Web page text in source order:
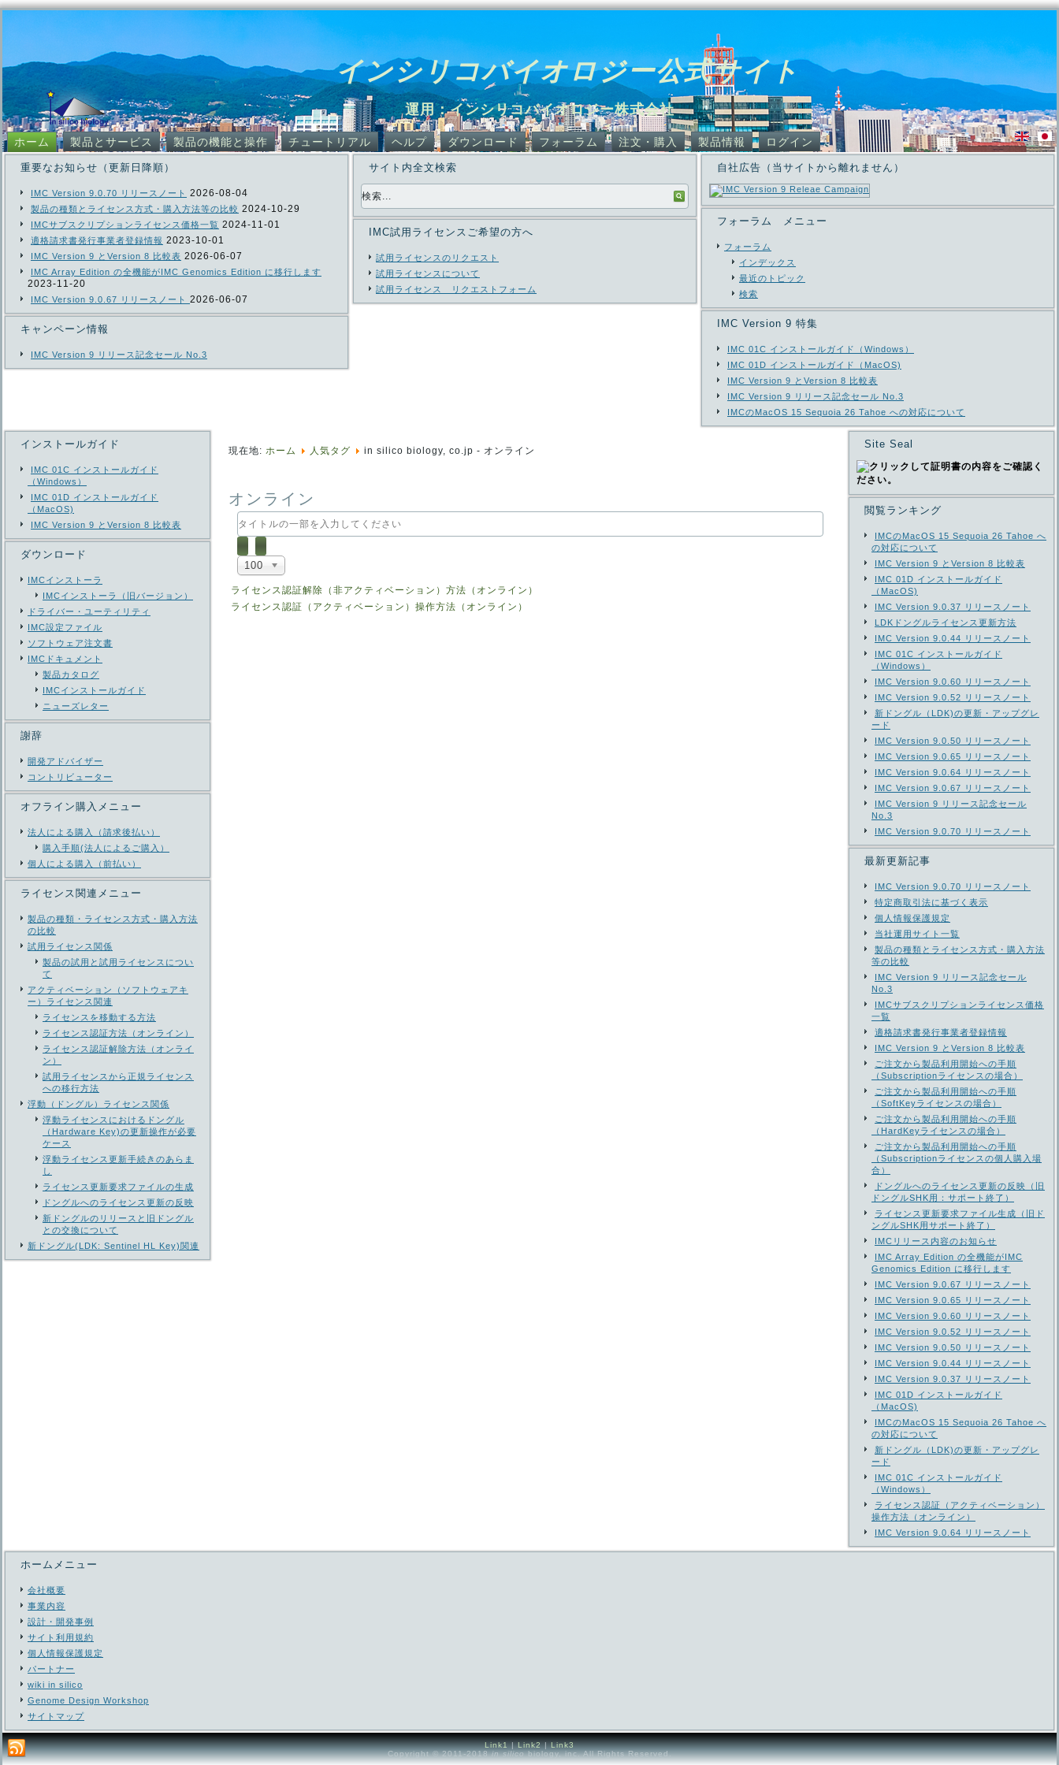
インシリコバイオロジー公式サイト
運用：インシリコバイオロジー株式会社
ホーム 製品とサービス 製品の機能と操作 チュートリアル ヘルプ ダウンロード フォーラム 注文・購入 製品情報 ログイン
重要なお知らせ（更新日降順）
IMC Version 9.0.70 リリースノート 2026-08-04
製品の種類とライセンス方式・購入方法等の比較 2024-10-29
IMCサブスクリプションライセンス価格一覧 2024-11-01
適格請求書発行事業者登録情報 2023-10-01
IMC Version 9 とVersion 8 比較表 2026-06-07
IMC Array Edition の全機能がIMC Genomics Edition に移行します
2023-11-20
IMC Version 9.0.67 リリースノート 2026-06-07
キャンペーン情報
IMC Version 9 リリース記念セール No.3
サイト内全文検索
IMC試用ライセンスご希望の方へ
試用ライセンスのリクエスト
試用ライセンスについて
試用ライセンス リクエストフォーム
自社広告（当サイトから離れません）
フォーラム メニュー
フォーラム
インデックス
最近のトピック
検索
IMC Version 9 特集
IMC 01C インストールガイド（Windows）
IMC 01D インストールガイド（MacOS)
IMC Version 9 とVersion 8 比較表
IMC Version 9 リリース記念セール No.3
IMCのMacOS 15 Sequoia 26 Tahoe への対応について
インストールガイド
IMC 01C インストールガイド
（Windows）
IMC 01D インストールガイド
（MacOS)
IMC Version 9 とVersion 8 比較表
ダウンロード
IMCインストーラ
IMCインストーラ（旧バージョン）
ドライバー・ユーティリティ
IMC設定ファイル
ソフトウェア注文書
IMCドキュメント
製品カタログ
IMCインストールガイド
ニューズレター
謝辞
開発アドバイザー
コントリビューター
オフライン購入メニュー
法人による購入（請求後払い）
購入手順(法人によるご購入）
個人による購入（前払い）
ライセンス関連メニュー
製品の種類・ライセンス方式・購入方法
の比較
試用ライセンス関係
製品の試用と試用ライセンスについ
て
アクティベーション（ソフトウェアキ
ー）ライセンス関連
ライセンスを移動する方法
ライセンス認証方法（オンライン）
ライセンス認証解除方法（オンライ
ン）
試用ライセンスから正規ライセンス
への移行方法
浮動（ドングル）ライセンス関係
浮動ライセンスにおけるドングル
（Hardware Key)の更新操作が必要
ケース
浮動ライセンス更新手続きのあらま
し
ライセンス更新要求ファイルの生成
ドングルへのライセンス更新の反映
新ドングルのリリースと旧ドングル
との交換について
新ドングル(LDK: Sentinel HL Key)関連
現在地: ホーム 人気タグ in silico biology, co.jp - オンライン
オンライン
タ
イ
ル
の
一
部
を
表
示
数
100
ライセンス認証解除（非アクティベーション）方法（オンライン）
ライセンス認証（アクティベーション）操作方法（オンライン）
Site Seal
閲覧ランキング
IMCのMacOS 15 Sequoia 26 Tahoe へ
の対応について
IMC Version 9 とVersion 8 比較表
IMC 01D インストールガイド
（MacOS)
IMC Version 9.0.37 リリースノート
LDKドングルライセンス更新方法
IMC Version 9.0.44 リリースノート
IMC 01C インストールガイド
（Windows）
IMC Version 9.0.60 リリースノート
IMC Version 9.0.52 リリースノート
新ドングル（LDK)の更新・アップグレ
ード
IMC Version 9.0.50 リリースノート
IMC Version 9.0.65 リリースノート
IMC Version 9.0.64 リリースノート
IMC Version 9.0.67 リリースノート
IMC Version 9 リリース記念セール
No.3
IMC Version 9.0.70 リリースノート
最新更新記事
IMC Version 9.0.70 リリースノート
特定商取引法に基づく表示
個人情報保護規定
当社運用サイト一覧
製品の種類とライセンス方式・購入方法
等の比較
IMC Version 9 リリース記念セール
No.3
IMCサブスクリプションライセンス価格
一覧
適格請求書発行事業者登録情報
IMC Version 9 とVersion 8 比較表
ご注文から製品利用開始への手順
（Subscriptionライセンスの場合）
ご注文から製品利用開始への手順
（SoftKeyライセンスの場合）
ご注文から製品利用開始への手順
（HardKeyライセンスの場合）
ご注文から製品利用開始への手順
（Subscriptionライセンスの個人購入場
合）
ドングルへのライセンス更新の反映（旧
ドングルSHK用：サポート終了）
ライセンス更新要求ファイル生成（旧ド
ングルSHK用サポート終了）
IMCリリース内容のお知らせ
IMC Array Edition の全機能がIMC
Genomics Edition に移行します
IMC Version 9.0.67 リリースノート
IMC Version 9.0.65 リリースノート
IMC Version 9.0.60 リリースノート
IMC Version 9.0.52 リリースノート
IMC Version 9.0.50 リリースノート
IMC Version 9.0.44 リリースノート
IMC Version 9.0.37 リリースノート
IMC 01D インストールガイド
（MacOS)
IMCのMacOS 15 Sequoia 26 Tahoe へ
の対応について
新ドングル（LDK)の更新・アップグレ
ード
IMC 01C インストールガイド
（Windows）
ライセンス認証（アクティベーション）
操作方法（オンライン）
IMC Version 9.0.64 リリースノート
ホームメニュー
会社概要
事業内容
設計・開発事例
サイト利用規約
個人情報保護規定
パートナー
wiki in silico
Genome Design Workshop
サイトマップ
Link1|Link2|Link3
Copyright © 2011-2018in silicobiology, inc. All Rights Reserved.